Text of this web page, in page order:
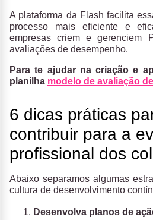
A plataforma da Flash facilita
processo mais eficiente e
empresas criem e gerenciem
avaliações de desempenho.
Para te ajudar na criação e
planilha modelo de avaliação
6 dicas práticas
contribuir para a
profissional dos
Abaixo separamos algumas
cultura de desenvolvimento
Desenvolva planos de